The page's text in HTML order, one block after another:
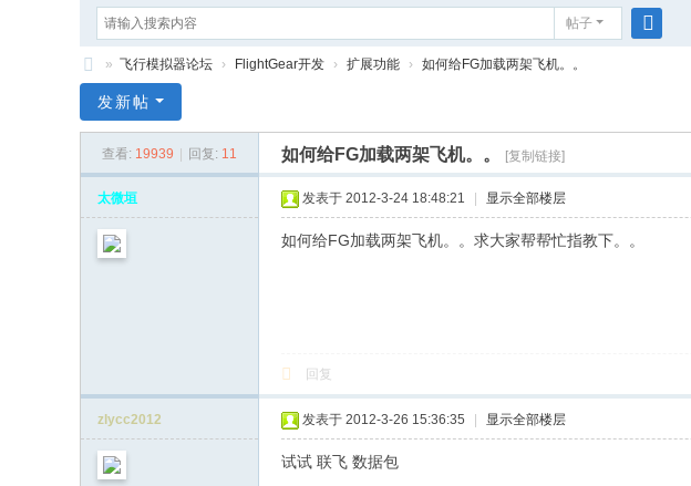
帖子
ig
» 飞行模拟器论坛 › FlightGear开发 › 扩展功能 › 如何给FG加载两架飞机。。
发新帖
查看: 19939 回复: 11 如何给FG加载两架飞机。。 [复制链接]
太微垣 发表于 2012-3-24 18:48:21 显示全部楼层
如何给FG加载两架飞机。。求大家帮帮忙指教下。。
回复
zlycc2012 发表于 2012-3-26 15:36:35 显示全部楼层
试试 联飞 数据包